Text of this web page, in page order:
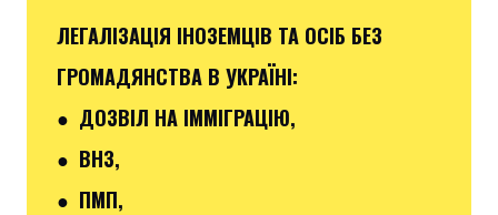
ЛЕГАЛІЗАЦІЯ ІНОЗЕМЦІВ ТА ОСІБ БЕЗ
ГРОМАДЯНСТВА В УКРАЇНІ:
● ДОЗВІЛ НА ІММІГРАЦІЮ,
● ВНЗ,
● ПМП,